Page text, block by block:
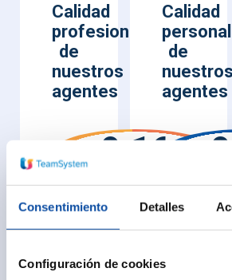
Consentimiento Detalles
Configuración de cookies
Calidad
profesional
de
nuestros
agentes
9.16
Calidad
personal
de
nuestros
agentes